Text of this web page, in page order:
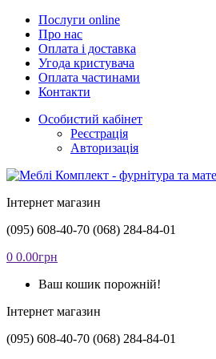
Послуги online
Про нас
Оплата і доставка
Угода кристувача
Оплата частинами
Контакти
Особистий кабінет
Реєстрація
Авторизація
Інтернет магазин
(095) 608-40-70 (068) 284-84-01
0 0.00грн
Ваш кошик порожній!
Інтернет магазин
(095) 608-40-70 (068) 284-84-01